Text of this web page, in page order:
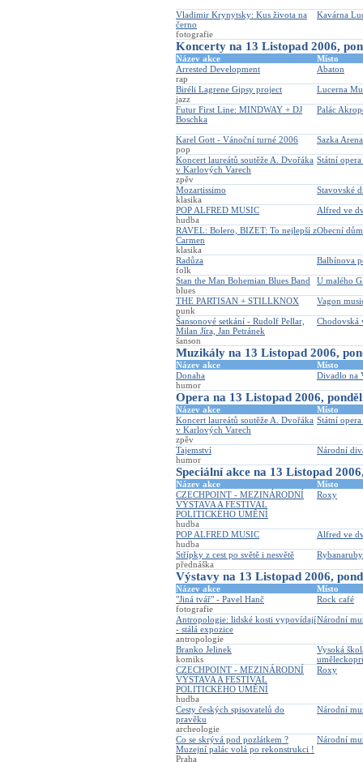
Vladimir Krynytsky: Kus života na
černo
fotografie
Kavárna
Koncerty na 13 Listopad 2006,
Název akce
Místo
Arrested Development
rap
Abaton
Biréli Lagrene Gipsy project
jazz
Lucerna
Futur First Line: MINDWAY + DJ
Boschka
Palác
Karel Gott - Vánoční turné 2006
pop
Sazka Arena
Koncert laureátů soutěže A. Dvořáka
v Karlových Varech
zpěv
Státní opera
Mozartissimo
klasika
Stavovské
POP ALFRED MUSIC
hudba
Alfred ve
RAVEL: Bolero, BIZET: To nejlepší z
Carmen
klasika
Obecní dům
Radůza
folk
Balbínova
Stan the Man Bohemian Blues Band
blues
U malého
THE PARTISAN + STILLKNOX
punk
Vagon
Šansonové setkání - Rudolf Pellar,
Milan Jíra, Jan Petránek
šanson
Chodovská
Muzikály na 13 Listopad 2006,
Název akce
Místo
Donaha
humor
Divadlo na
Opera na 13 Listopad 2006,
Název akce
Místo
Koncert laureátů soutěže A. Dvořáka
v Karlových Varech
zpěv
Státní opera
Tajemství
humor
Národní
Speciální akce na 13 Listopad
Název akce
Místo
CZECHPOINT - MEZINÁRODNÍ
VÝSTAVA A FESTIVAL
POLITICKÉHO UMĚNÍ
hudba
Roxy
POP ALFRED MUSIC
hudba
Alfred ve
Střípky z cest po světě i nesvětě
přednáška
Rybanaruby
Výstavy na 13 Listopad 2006,
Název akce
Místo
"Jiná tvář" - Pavel Hanč
fotografie
Rock café
Antropologie: lidské kosti vypovídají
- stálá expozice
antropologie
Národní
Branko Jelinek
komiks
Vysoká
CZECHPOINT - MEZINÁRODNÍ
VÝSTAVA A FESTIVAL
POLITICKÉHO UMĚNÍ
hudba
Roxy
Cesty českých spisovatelů do
pravěku
archeologie
Národní
Co se skrývá pod pozlátkem ?
Muzejní palác volá po rekonstrukci !
Praha
Národní